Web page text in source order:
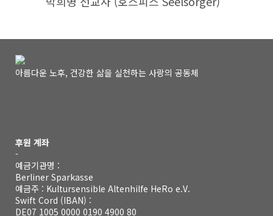
아름다운 노후, 건강한 삶을 실천하는 사랑의 공동체
후원 계좌
-
예금기관명 :
Berliner Sparkasse
예금주 : Kultursensible Altenhilfe HeRo e.V.
Swift Cord (IBAN) :
DE07 1005 0000 0190 4900 80